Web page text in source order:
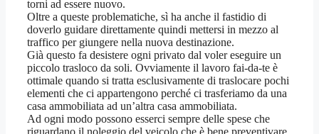
torni ad essere nuovo.
Oltre a queste problematiche, sì ha anche il fastidio di
doverlo guidare direttamente quindi mettersi in mezzo al
traffico per giungere nella nuova destinazione.
Già questo fa desistere ogni privato dal voler eseguire un
piccolo trasloco da soli. Ovviamente il lavoro fai-da-te è
ottimale quando si tratta esclusivamente di traslocare pochi
elementi che ci appartengono perché ci trasferiamo da una
casa ammobiliata ad un’altra casa ammobiliata.
Ad ogni modo possono esserci sempre delle spese che